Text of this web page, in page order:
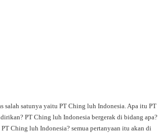
salah satunya yaitu PT Ching luh Indonesia. Apa itu PT
PT Ching luh Indonesia bergerak di bidang apa?
Ching luh Indonesia? semua pertanyaan itu akan di